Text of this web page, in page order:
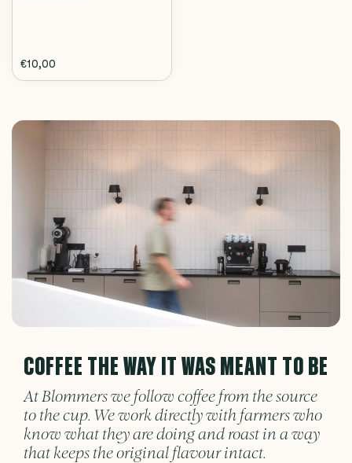
€10,00
COFFEE THE WAY IT WAS MEANT TO BE
At Blommers we follow coffee from the source
to the cup. We work directly with farmers who
know what they are doing and roast in a way
that keeps the original flavour intact.